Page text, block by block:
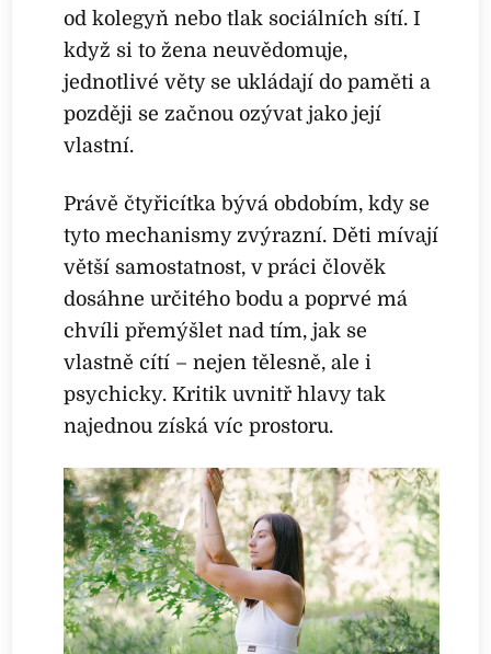
od kolegyň nebo tlak sociálních sítí. I
když si to žena neuvědomuje,
jednotlivé věty se ukládají do paměti a
později se začnou ozývat jako její
vlastní.
Právě čtyřicítka bývá obdobím, kdy se
tyto mechanismy zvýrazní. Děti mívají
větší samostatnost, v práci člověk
dosáhne určitého bodu a poprvé má
chvíli přemýšlet nad tím, jak se
vlastně cítí – nejen tělesně, ale i
psychicky. Kritik uvnitř hlavy tak
najednou získá víc prostoru.